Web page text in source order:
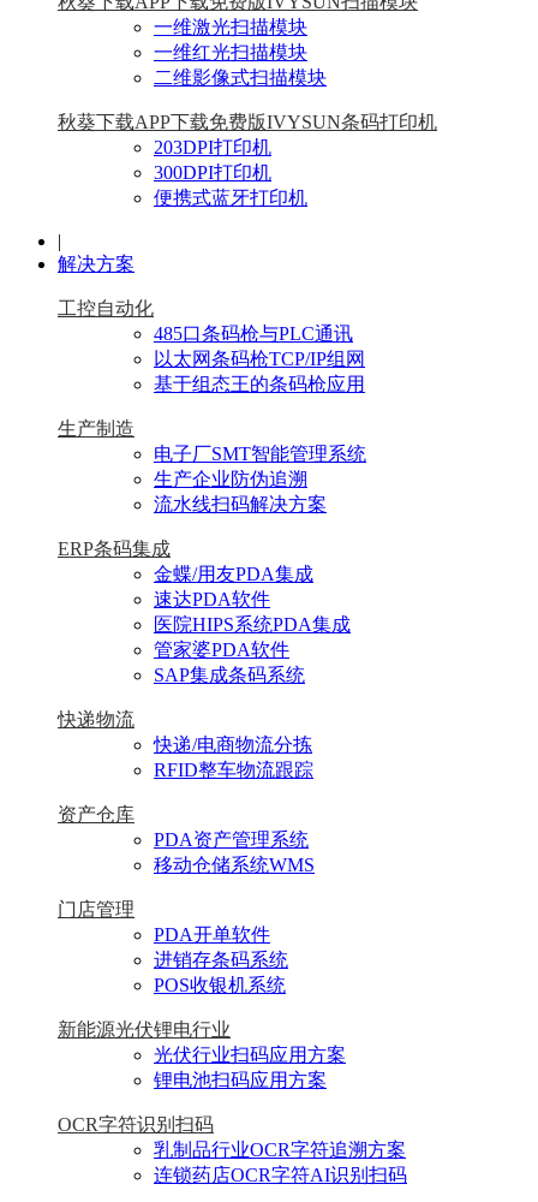
一维激光扫描模块
一维红光扫描模块
二维影像式扫描模块
秋葵下载APP下载免费版IVYSUN条码打印机
203DPI打印机
300DPI打印机
便携式蓝牙打印机
|
解决方案
工控自动化
485口条码枪与PLC通讯
以太网条码枪TCP/IP组网
基于组态王的条码枪应用
生产制造
电子厂SMT智能管理系统
生产企业防伪追溯
流水线扫码解决方案
ERP条码集成
金蝶/用友PDA集成
速达PDA软件
医院HIPS系统PDA集成
管家婆PDA软件
SAP集成条码系统
快递物流
快递/电商物流分拣
RFID整车物流跟踪
资产仓库
PDA资产管理系统
移动仓储系统WMS
门店管理
PDA开单软件
进销存条码系统
POS收银机系统
新能源光伏锂电行业
光伏行业扫码应用方案
锂电池扫码应用方案
OCR字符识别扫码
乳制品行业OCR字符追溯方案
连锁药店OCR字符AI识别扫码